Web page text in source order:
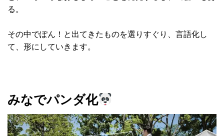
る。
その中でぽん！と出てきたものを選りすぐり、言語化し
て、形にしていきます。
みなでパンダ化